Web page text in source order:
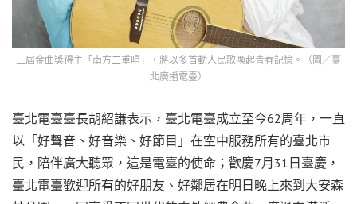
三屆金曲獎得主「南方二重唱」，將以多首動人民歌喚起青春記憶。（圖／臺
北廣播電臺）
臺北電臺臺長胡紹謙表示，臺北電臺成立至今62周年，一直
以「好聲音、好音樂、好節目」在空中服務所有的臺北市
民，陪伴廣大聽眾，這是電臺的使命；歡慶7月31日臺慶，
臺北電臺歡迎所有的好朋友、好鄰居在明日晚上來到大安森